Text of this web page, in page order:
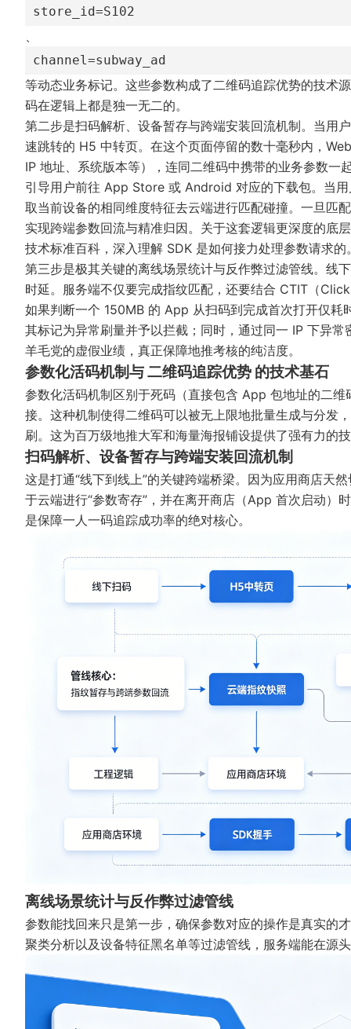
store_id=S102
、
channel=subway_ad
等动态业务标记。这些参数构成了二维码追踪优势的技术
码在逻辑上都是独一无二的。
第二步是扫码解析、设备暂存与跨端安装回流机制。当用
速跳转的 H5 中转页。在这个页面停留的数十毫秒内，
IP 地址、系统版本等），连同二维码中携带的业务参数一
引导用户前往 App Store 或 Android 对应的下载包。当
取当前设备的相同维度特征去云端进行匹配碰撞。一旦匹
实现跨端参数回流与精准归因。关于这套逻辑更深度的底
技术标准百科 ，深入理解 SDK 是如何接力处理参数请求的
第三步是极其关键的离线场景统计与反作弊过滤管线。线
时延。服务端不仅要完成指纹匹配，还要结合 CTIT（
如果判断一个 150MB 的 App 从扫码到完成首次打开仅
其标记为异常刷量并予以拦截；同时，通过同一 IP 下异
羊毛党的虚假业绩，真正保障地推考核的纯洁度。
参数化活码机制与 二维码追踪优势 的技术基石
参数化活码机制区别于死码（直接包含 App 包地址的二
接。这种机制使得二维码可以被无上限地批量生成与分发
刷。这为百万级地推大军和海量海报铺设提供了强有力的
扫码解析、设备暂存与跨端安装回流机制
这是打通“线下到线上”的关键跨端桥梁。因为应用商店天
于云端进行“参数寄存”，并在离开商店（App 首次启动）
是保障一人一码追踪成功率的绝对核心。
离线场景统计与反作弊过滤管线
参数能找回来只是第一步，确保参数对应的操作是真实的
聚类分析以及设备特征黑名单等过滤管线，服务端能在源